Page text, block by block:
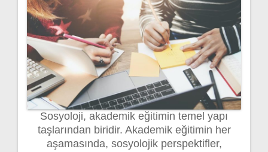
Sosyoloji, akademik eğitimin temel yapı
taşlarından biridir. Akademik eğitimin her
aşamasında, sosyolojik perspektifler,